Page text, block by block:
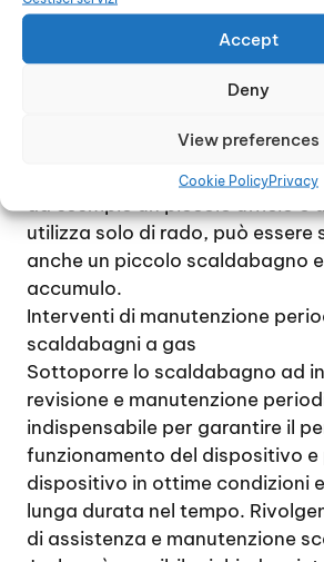
Accept
Deny
View preferences
Cookie PolicyPrivacy
elettrico è relativa alle necessità
intende fare del dispositivo.
Nel caso di una famiglia che
quantitativi consistenti di acqua
scaldabagno a gas istantaneo.
l’esigenza di disporre di acqua
ad esempio un piccolo ufficio o
utilizza solo di rado, può essere
anche un piccolo scaldabagno
accumulo.
Interventi di manutenzione
scaldabagni a gas
Sottoporre lo scaldabagno ad
revisione e manutenzione
indispensabile per garantire il
funzionamento del dispositivo e
dispositivo in ottime condizioni
lunga durata nel tempo.
di assistenza e manutenzione